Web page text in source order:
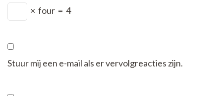
× four = 4
Stuur mij een e-mail als er vervolgreacties zijn.